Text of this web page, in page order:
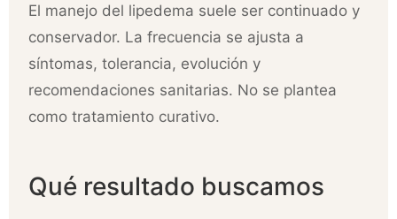
El manejo del lipedema suele ser continuado y
conservador. La frecuencia se ajusta a
síntomas, tolerancia, evolución y
recomendaciones sanitarias. No se plantea
como tratamiento curativo.
Qué resultado buscamos